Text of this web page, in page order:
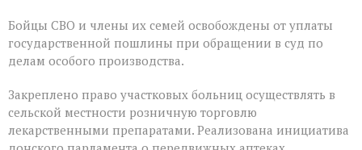
Бойцы СВО и члены их семей освобождены от уплаты
государственной пошлины при обращении в суд по
делам особого производства.
Закреплено право участковых больниц осуществлять в
сельской местности розничную торговлю
лекарственными препаратами. Реализована инициатива